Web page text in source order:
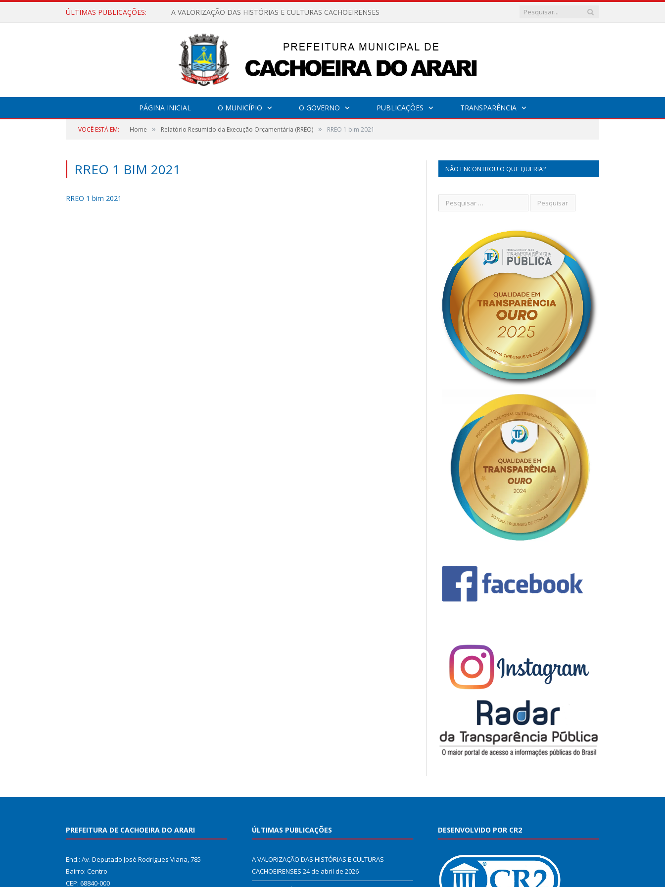
ÚLTIMAS PUBLICAÇÕES: A VALORIZAÇÃO DAS HISTÓRIAS E CULTURAS CACHOEIRENSES
PÁGINA INICIAL O MUNICÍPIO O GOVERNO PUBLICAÇÕES TRANSPARÊNCIA
VOCÊ ESTÁ EM: Home » Relatório Resumido da Execução Orçamentária (RREO) » RREO 1 bim 2021
RREO 1 BIM 2021
RREO 1 bim 2021
NÃO ENCONTROU O QUE QUERIA?
PREFEITURA DE CACHOEIRA DO ARARI
End.: Av. Deputado José Rodrigues Viana, 785
Bairro: Centro
CEP: 68840-000
ÚLTIMAS PUBLICAÇÕES
A VALORIZAÇÃO DAS HISTÓRIAS E CULTURAS
CACHOEIRENSES 24 de abril de 2026
DESENVOLVIDO POR CR2